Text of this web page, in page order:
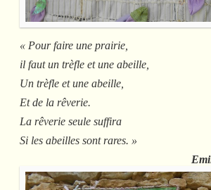
« Pour faire une prairie,
il faut un trèfle et une abeille,
Un trèfle et une abeille,
Et de la rêverie.
La rêverie seule suffira
Si les abeilles sont rares. »
Emily